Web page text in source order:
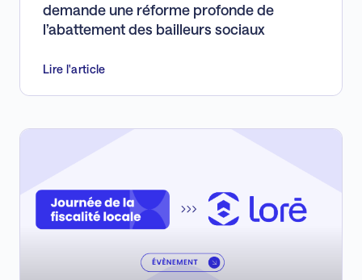
demande une réforme profonde de
l’abattement des bailleurs sociaux
Lire l'article